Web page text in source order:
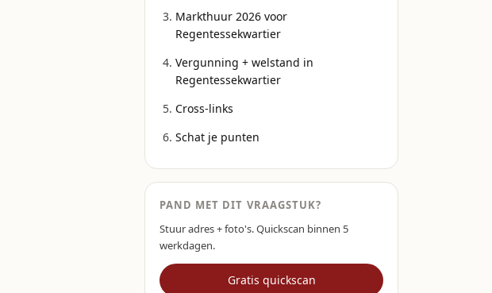
Markthuur 2026 voor
Regentessekwartier
Vergunning + welstand in
Regentessekwartier
Cross-links
Schat je punten
PAND MET DIT VRAAGSTUK?
Stuur adres + foto's. Quickscan binnen 5
werkdagen.
Gratis quickscan